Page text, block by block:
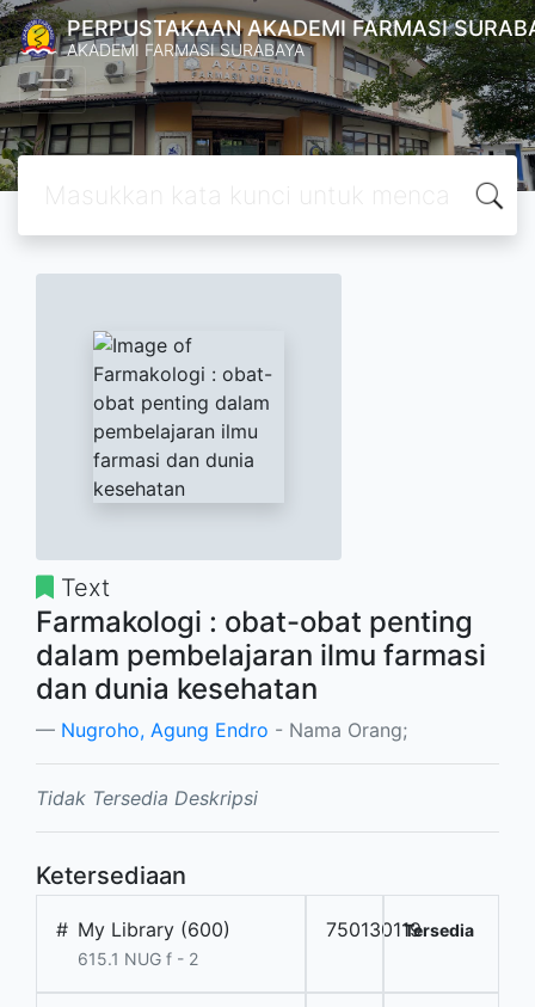
PERPUSTAKAAN AKADEMI FARMASI
AKADEMI FARMASI SURABAYA
Text
Farmakologi : obat-obat penting
dalam pembelajaran ilmu farmasi
dan dunia kesehatan
Nugroho, Agung Endro - Nama Orang;
Tidak Tersedia Deskripsi
Ketersediaan
# My Library (600)
615.1 NUG f - 2
750130119Tersedia